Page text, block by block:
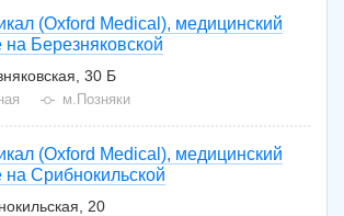
(Oxford Medical), медицинский
на Березняковской
30 Б
м.Позняки
(Oxford Medical), медицинский
на Срибнокильской
20